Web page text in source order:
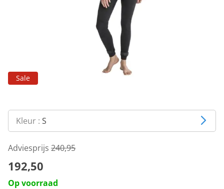
Sale
Kleur : S
Adviesprijs 240,95
192,50
Op voorraad